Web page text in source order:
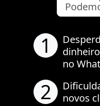
1
no
2
novos